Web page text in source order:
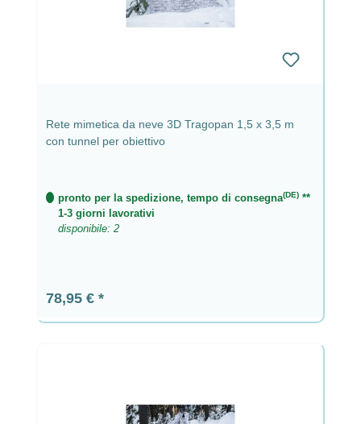
Rete mimetica da neve 3D Tragopan 1,5 x 3,5 m
con tunnel per obiettivo
pronto per la spedizione, tempo di consegna(DE) **
1-3 giorni lavorativi
disponibile: 2
Prezzo normale:
78,95 €